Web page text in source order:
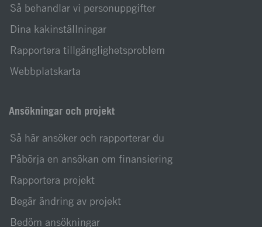
Så behandlar vi personuppgifter
Dina kakinställningar
Rapportera tillgänglighetsproblem
Webbplatskarta
Ansökningar och projekt
Så här ansöker och rapporterar du
Påbörja en ansökan om finansiering
Rapportera projekt
Begär ändring av projekt
Bedöm ansökningar